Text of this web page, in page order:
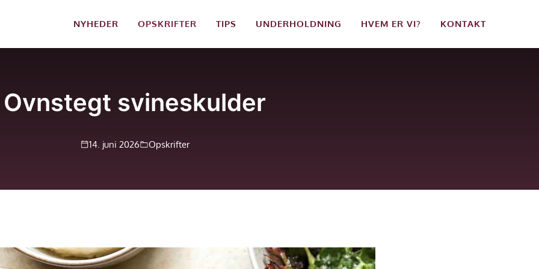
NYHEDER OPSKRIFTER TIPS UNDERHOLDNING HVEM ER VI? KONTAKT
Ovnstegt svineskulder
14. juni 2026 Opskrifter